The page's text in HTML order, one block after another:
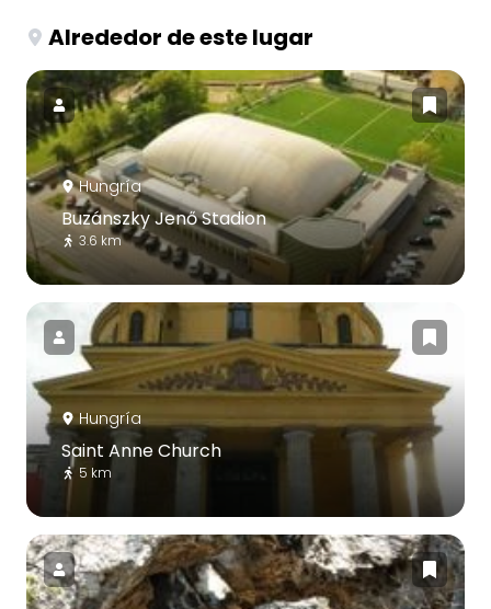
Alrededor de este lugar
Hungría
Buzánszky Jenő Stadion
3.6 km
Hungría
Saint Anne Church
5 km